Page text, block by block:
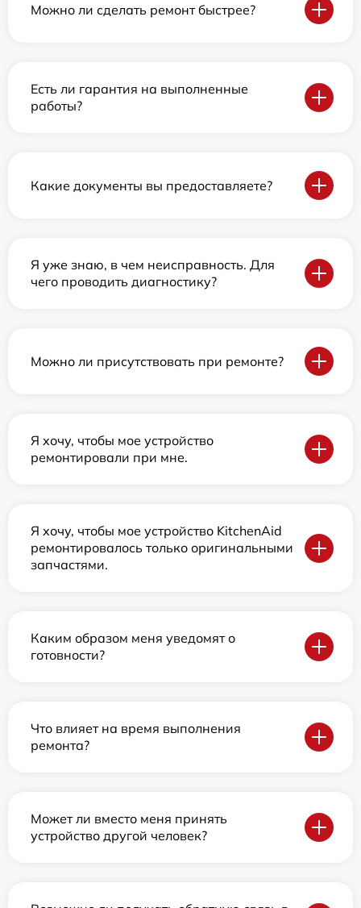
Можно ли сделать ремонт быстрее?
Есть ли гарантия на выполненные
работы?
Какие документы вы предоставляете?
Я уже знаю, в чем неисправность. Для
чего проводить диагностику?
Можно ли присутствовать при ремонте?
Я хочу, чтобы мое устройство
ремонтировали при мне.
Я хочу, чтобы мое устройство KitchenAid
ремонтировалось только оригинальными
запчастями.
Каким образом меня уведомят о
готовности?
Что влияет на время выполнения
ремонта?
Может ли вместо меня принять
устройство другой человек?